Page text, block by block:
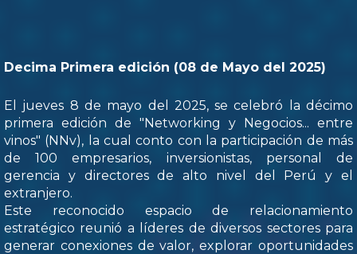
Decima Primera edición (08 de Mayo del 2025)
El jueves 8 de mayo del 2025, se celebró la décimo
primera edición de "Networking y Negocios... entre
vinos" (NNv), la cual conto con la participación de más
de 100 empresarios, inversionistas, personal de
gerencia y directores de alto nivel del Perú y el
extranjero.
Este reconocido espacio de relacionamiento
estratégico reunió a líderes de diversos sectores para
generar conexiones de valor, explorar oportunidades